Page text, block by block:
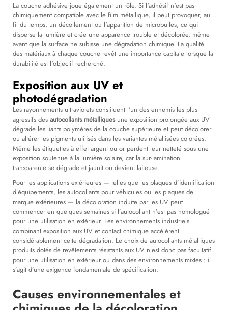
La couche adhésive joue également un rôle. Si l'adhésif n'est pas
chimiquement compatible avec le film métallique, il peut provoquer, au
fil du temps, un décollement ou l'apparition de microbulles, ce qui
disperse la lumière et crée une apparence trouble et décolorée, même
avant que la surface ne subisse une dégradation chimique. La qualité
des matériaux à chaque couche revêt une importance capitale lorsque la
durabilité est l'objectif recherché.
Exposition aux UV et
photodégradation
Les rayonnements ultraviolets constituent l'un des ennemis les plus
agressifs des autocollants métalliques une exposition prolongée aux UV
dégrade les liants polymères de la couche supérieure et peut décolorer
ou altérer les pigments utilisés dans les variantes métallisées colorées.
Même les étiquettes à effet argent ou or perdent leur netteté sous une
exposition soutenue à la lumière solaire, car la sur-lamination
transparente se dégrade et jaunit ou devient laiteuse.
Pour les applications extérieures — telles que les plaques d’identification
d’équipements, les autocollants pour véhicules ou les plaques de
marque extérieures — la décoloration induite par les UV peut
commencer en quelques semaines si l’autocollant n’est pas homologué
pour une utilisation en extérieur. Les environnements industriels
combinant exposition aux UV et contact chimique accélèrent
considérablement cette dégradation. Le choix de autocollants métalliques
produits dotés de revêtements résistants aux UV n’est donc pas facultatif
pour une utilisation en extérieur ou dans des environnements mixtes : il
s’agit d’une exigence fondamentale de spécification.
Causes environnementales et